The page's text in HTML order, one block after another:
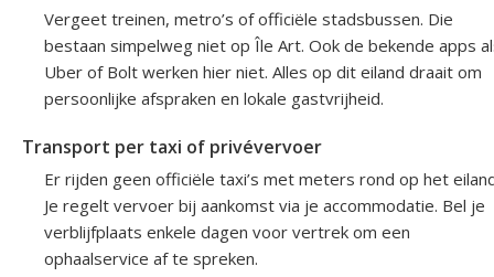
Vergeet treinen, metro’s of officiële stadsbussen. Die
bestaan simpelweg niet op Île Art. Ook de bekende apps
Uber of Bolt werken hier niet. Alles op dit eiland draait om
persoonlijke afspraken en lokale gastvrijheid.
Transport per taxi of privévervoer
Er rijden geen officiële taxi’s met meters rond op het
Je regelt vervoer bij aankomst via je accommodatie. Bel je
verblijfplaats enkele dagen voor vertrek om een
ophaalservice af te spreken.